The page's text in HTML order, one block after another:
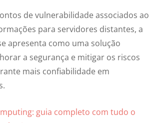
de vulnerabilidade associados ao
para servidores distantes, a
apresenta como uma solução
a segurança e mitigar os riscos
mais confiabilidade em
guia completo com tudo o